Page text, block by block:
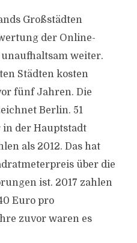
Großstädten
der Online-
weiter.
Städten kosten
fünf Jahren. Die
Berlin. 51
in der Hauptstadt
als 2012. Das hat
über die
ist. 2017 zahlen
Euro pro
zuvor waren es